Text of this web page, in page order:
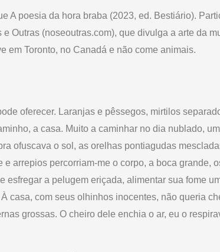
A poesia da hora braba (2023, ed. Bestiário).
Outras (noseoutras.com), que divulga a arte da
em Toronto, no Canadá e não come animais.
oferecer. Laranjas e pêssegos, mirtilos
a casa. Muito a caminhar no dia nublado,
ofuscava o sol, as orelhas pontiagudas
arrepios percorriam-me o corpo, a boca grande,
a pelugem eriçada, alimentar sua fome
casa, com seus olhinhos inocentes, não queria
grossas. O cheiro dele enchia o ar, eu o